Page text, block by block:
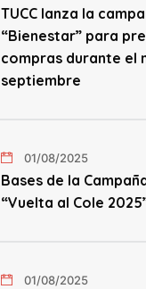
TUCC lanza la
“Bienestar” para
compras durante el
septiembre
01/08/2025
Bases de la
“Vuelta al Cole
01/08/2025